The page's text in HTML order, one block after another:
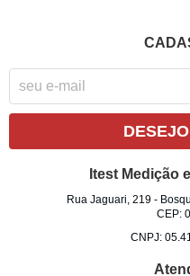
Itest Medição
Rua Jaguari, 219 -
CEP:
CNPJ: